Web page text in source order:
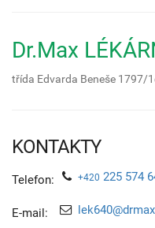
Dr.Max
třída Edvarda Beneše 1797/
KONTAKTY
Telefon: +420 225 574
E-mail: